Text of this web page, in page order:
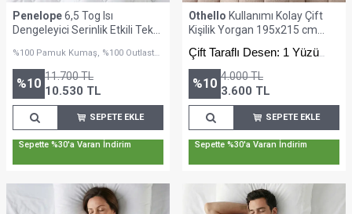
Penelope6,5 Tog Isı
Dengeleyici Serinlik Etkili Tek
Serisi
%100 Pamuk Kumaş, %100 Outlast
%10 11.700TL
10.530 TL
SEPETE EKLE
Sepette %30'a Varan İndirim
Othello Kullanımı Kolay Çift
Kişilik Yorgan 195x215 cm
Çift Taraflı Desen: 1 Yüzü
Desenli
%10 4.000TL
3.600 TL
SEPETE EKLE
Sepette %30'a Varan İndirim